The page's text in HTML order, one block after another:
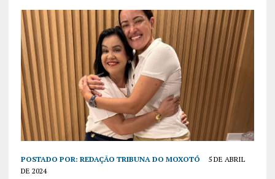
POSTADO POR: REDAÇÃO TRIBUNA DO MOXOTÓ
5 DE ABRIL
DE 2024